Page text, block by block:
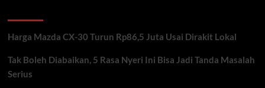
Tegaskan
Masih
Harga Mazda CX-30 Turun Rp86,5 Juta Usai Dirakit Lokal
Tak Boleh Diabaikan, 5 Rasa Nyeri Ini Bisa Jadi Tanda Masalah
Serius